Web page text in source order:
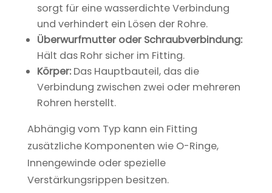
sorgt für eine wasserdichte Verbindung
und verhindert ein Lösen der Rohre.
Überwurfmutter oder Schraubverbindung:
Hält das Rohr sicher im Fitting.
Körper:Das Hauptbauteil, das die
Verbindung zwischen zwei oder mehreren
Rohren herstellt.
Abhängig vom Typ kann ein Fitting
zusätzliche Komponenten wie O-Ringe,
Innengewinde oder spezielle
Verstärkungsrippen besitzen.